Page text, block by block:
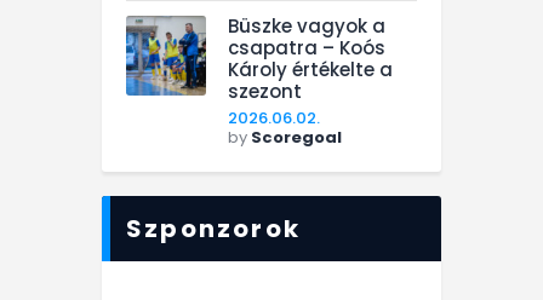
Büszke vagyok a
csapatra – Koós
Károly értékelte a
szezont
2026.06.02.
by Scoregoal
Szponzorok